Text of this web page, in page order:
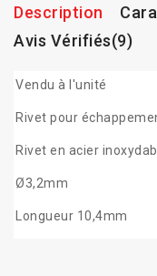
Description
Avis Vérifiés(9)
Vendu à l'unité
Rivet pour
Rivet en acier
Ø3,2mm
Longueur 10,4mm